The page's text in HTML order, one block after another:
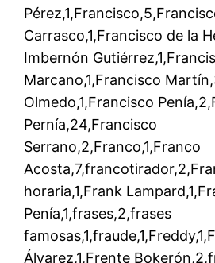
Carrasco,1,Francisco de la
Imbernón
Marcano,1,Francisco
Olmedo,1,Francisco
Pernía,24,Francisco
Serrano,2,Franco,1,Franco
horaria,1,Frank
Penía,1,frases,2,frases
Álvarez,1,Frente